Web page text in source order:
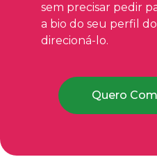
sem precisar pedir
a bio do seu perfil
direcioná-lo.
Quero